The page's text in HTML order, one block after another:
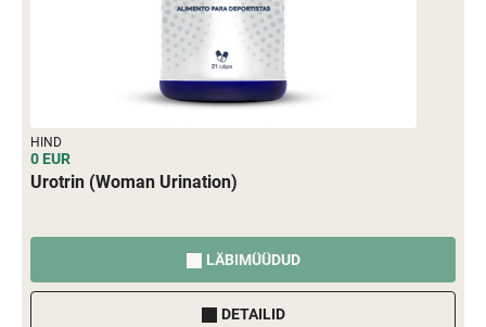
HIND
0 EUR
Urotrin (Woman Urination)
LÄBIMÜÜDUD
DETAILID